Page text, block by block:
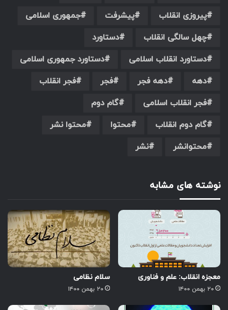
پیروزی انقلاب
پیشرفت
جمهوری اسلامی
چهل سالگی انقلاب
دستاورد
دستاورد انقلاب اسلامی
دستاورد جمهوری اسلامی
دهه
دهه فجر فجر
فجر انقلاب
فجر انقلاب اسلامی
گام دوم
گام دوم انقلاب
محتوا
محتوا نشر
محتوانشر
نشر
نوشته های مشابه
معجزه انقلاب: علم و فناوری
۲۰ بهمن ۱۴۰۰
سلام نظامی
۲۰ بهمن ۱۴۰۰